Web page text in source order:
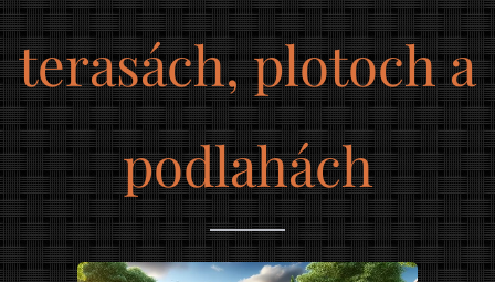
terasách, plotoch a
podlahách